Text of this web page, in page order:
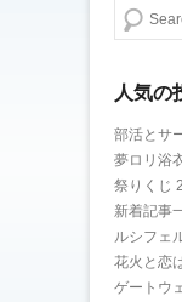
検索する
人気の
部活とサ
夢ロリ浴
祭りくじ
新着記事
ルシフェ
花火と恋
ゲートウ